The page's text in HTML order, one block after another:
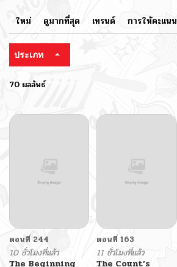
ใหม่ ดูมากที่สุด เทรนด์ การให้คะแนน
ประเภท
70 ผลลัพธ์
ตอนที่ 244
10 ชั่วโมงที่แล้ว
The Beginning
ตอนที่ 163
11 ชั่วโมงที่แล้ว
The Count’s